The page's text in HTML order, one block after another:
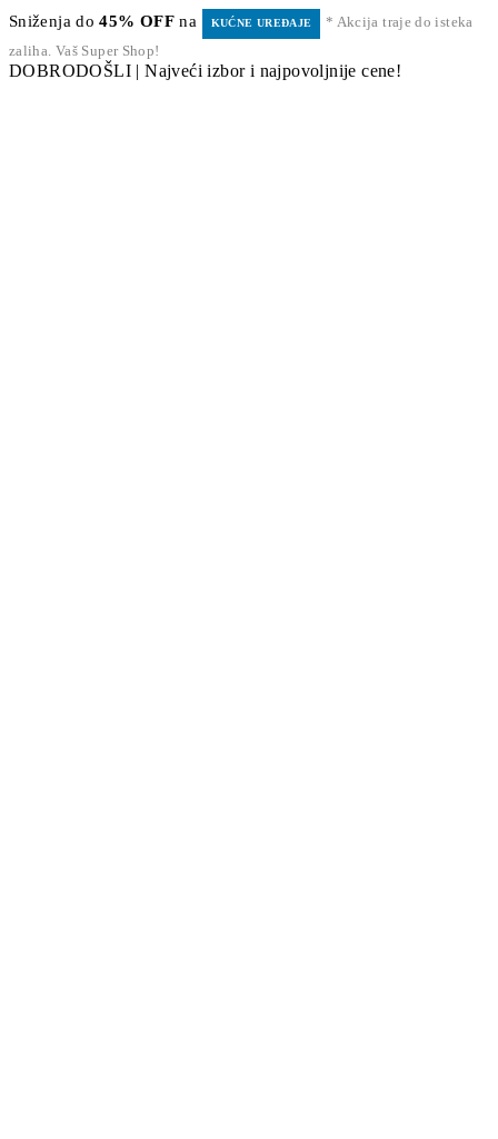
Sniženja do45% OFF na KUĆNE UREĐAJE
* Akcija traje do isteka
zaliha. Vaš Super Shop!
DOBRODOŠLI | Najveći izbor i najpovoljnije cene!